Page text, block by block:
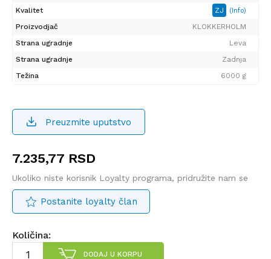
Kvalitet
ZJ (Info)
Proizvodjač
KLOKKERHOLM
Strana ugradnje
Leva
Strana ugradnje
Zadnja
Težina
6000 g
Preuzmite uputstvo
7.235,77 RSD
Ukoliko niste korisnik Loyalty programa, pridružite nam se
Postanite loyalty član
Količina:
DODAJ U KORPU